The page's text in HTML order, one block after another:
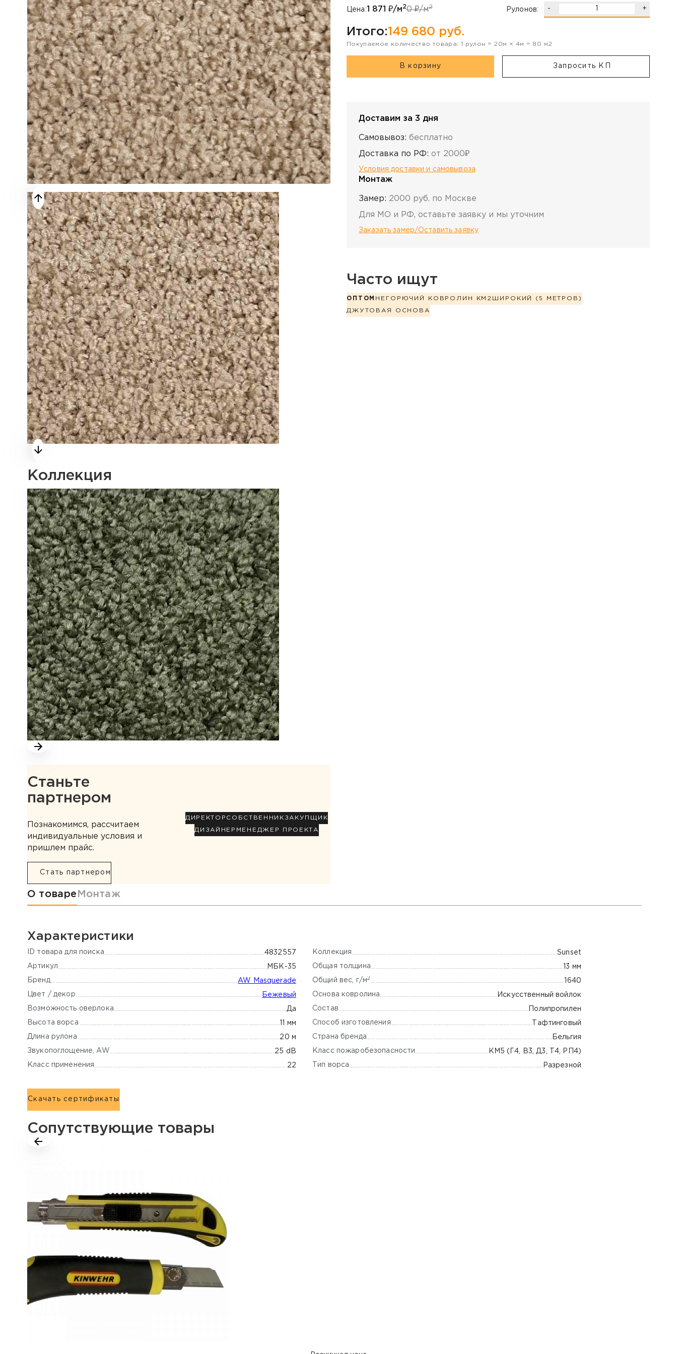
Коллекция
Станьте
партнером
Познакомимся, рассчитаем
индивидуальные условия и
пришлем прайс.
Стать партнером
ДИРЕКТОР СОБСТВЕННИК ЗАКУПЩИК
ДИЗАЙНЕР МЕНЕДЖЕР ПРОЕКТА
Цена:1 871 ₽/м20₽/м2 Рулонов: - +
Итого:149 680 руб.
Покупаемое количество товара: 1 рулон = 20м × 4м = 80 м2
В корзину Запросить КП
Доставим за 3 дня
Самовывоз: бесплатно
Доставка по РФ: от 2000₽
Условия доставки и самовывоза
Монтаж
Замер: 2000 руб. по Москве
Для МО и РФ, оставьте заявку и мы уточним
Заказать замер/Оставить заявку
Часто ищут
ОПТОМ НЕГОРЮЧИЙ КОВРОЛИН КМ2 ШИРОКИЙ (5 МЕТРОВ)
ДЖУТОВАЯ ОСНОВА
Информация о товаре
О товаре Монтаж
Характеристики
ID товара для поиска 4832557
Артикул МБК-35
Бренд AW Masquerade
Цвет / декор Бежевый
Возможность оверлока Да
Высота ворса 11 мм
Длина рулона 20 м
Звукопоглощение, AW 25 dB
Класс применения 22
Коллекция Sunset
Общая толщина 13 мм
Общий вес, г/м2 1640
Основа ковролина Искусственный войлок
Состав Полипропилен
Способ изготовления Тафтинговый
Страна бренда Бельгия
Класс пожаробезопасности КМ5 (Г4, В3, Д3, Т4, РП4)
Тип ворса Разрезной
Скачать сертификаты
Сопутствующие товары